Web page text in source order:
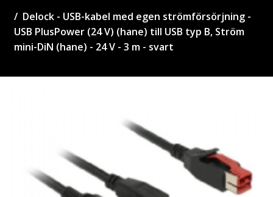
Delock - USB-kabel med egen strömförsörjning -
USB PlusPower (24 V) (hane) till USB typ B, Ström
mini-DiN (hane) - 24 V - 3 m - svart